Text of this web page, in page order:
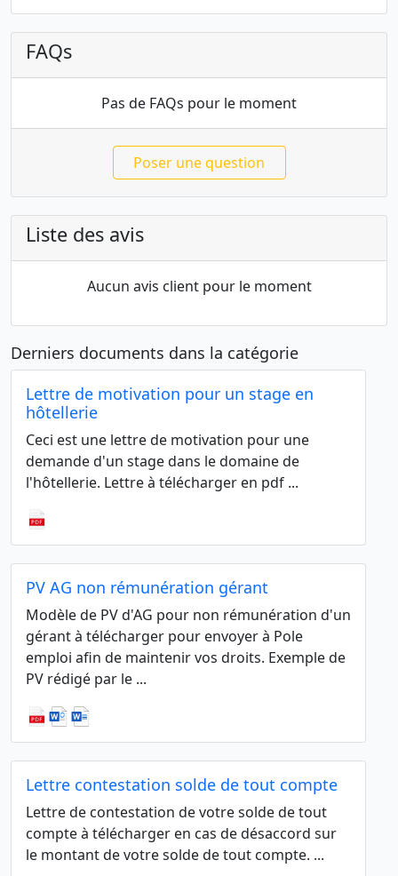
FAQs
Pas de FAQs pour le moment
Poser une question
Liste des avis
Aucun avis client pour le moment
Derniers documents dans la catégorie
Lettre de motivation pour un stage en
hôtellerie
Ceci est une lettre de motivation pour une
demande d'un stage dans le domaine de
l'hôtellerie. Lettre à télécharger en pdf ...
PV AG non rémunération gérant
Modèle de PV d'AG pour non rémunération d'un
gérant à télécharger pour envoyer à Pole
emploi afin de maintenir vos droits. Exemple de
PV rédigé par le ...
Lettre contestation solde de tout compte
Lettre de contestation de votre solde de tout
compte à télécharger en cas de désaccord sur
le montant de votre solde de tout compte. ...